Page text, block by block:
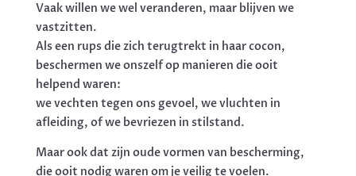
Vaak willen we wel veranderen, maar blijven we
vastzitten.
Als een rups die zich terugtrekt in haar cocon,
beschermen we onszelf op manieren die ooit
helpend waren:
we vechten tegen ons gevoel, we vluchten in
afleiding, of we bevriezen in stilstand.
Maar ook dat zijn oude vormen van bescherming,
die ooit nodig waren om je veilig te voelen.